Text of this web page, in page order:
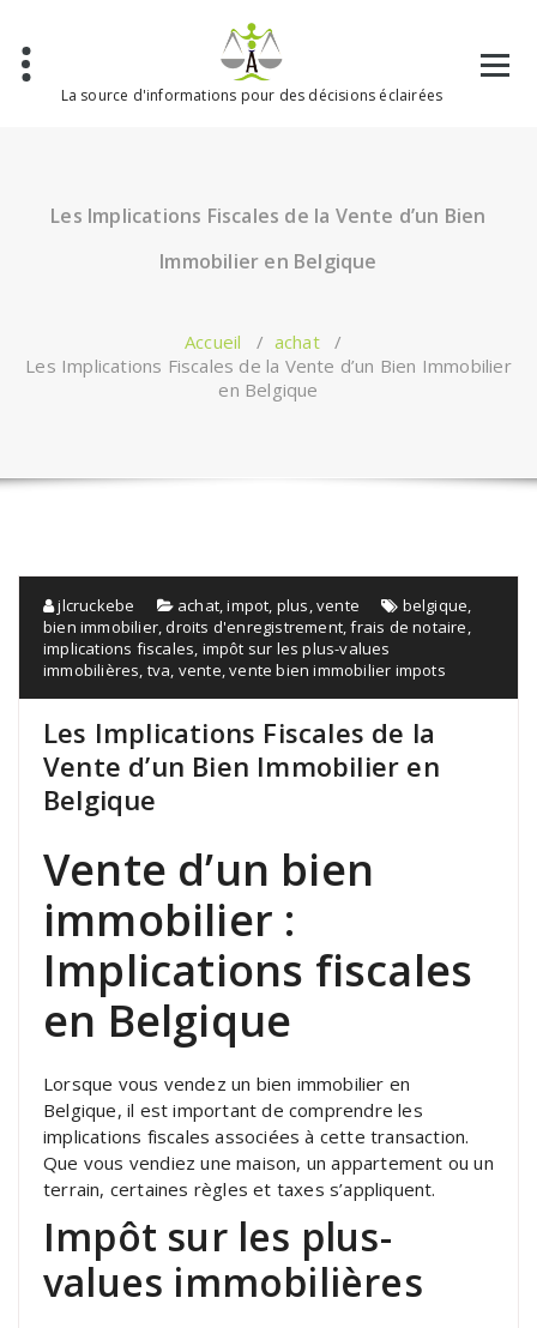
contenu
La source d'informations pour des décisions éclairées
Les Implications Fiscales de la Vente d’un Bien
Immobilier en Belgique
Accueil / achat/
Les Implications Fiscales de la Vente d’un Bien Immobilier
en Belgique
jlcruckebe achat ,impot plus ,vente belgique
bien immobilier ,droits d'enregistrement ,frais de notaire
implications fiscales impôt sur les plus-values
immobilières tva vente ,vente bien immobilier impots
Les Implications Fiscales de la
Vente d’un Bien Immobilier en
Belgique
Vente d’un bien
immobilier :
Implications fiscales
en Belgique
Lorsque vous vendez un bien immobilier en
Belgique, il est important de comprendre les
implications fiscales associées à cette transaction.
Que vous vendiez une maison, un appartement ou un
terrain, certaines règles et taxes s’appliquent.
Impôt sur les plus-
values immobilières